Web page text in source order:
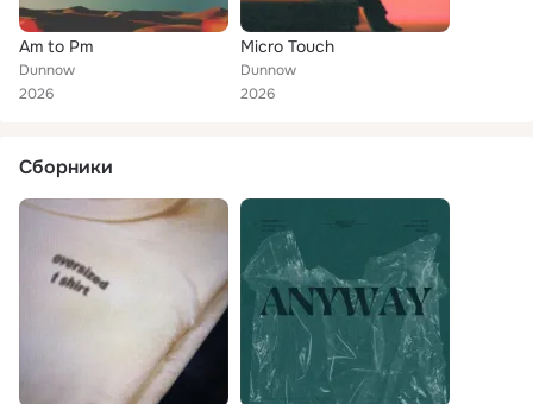
Am to Pm
Dunnow
2026
Micro Touch
Dunnow
2026
Сборники